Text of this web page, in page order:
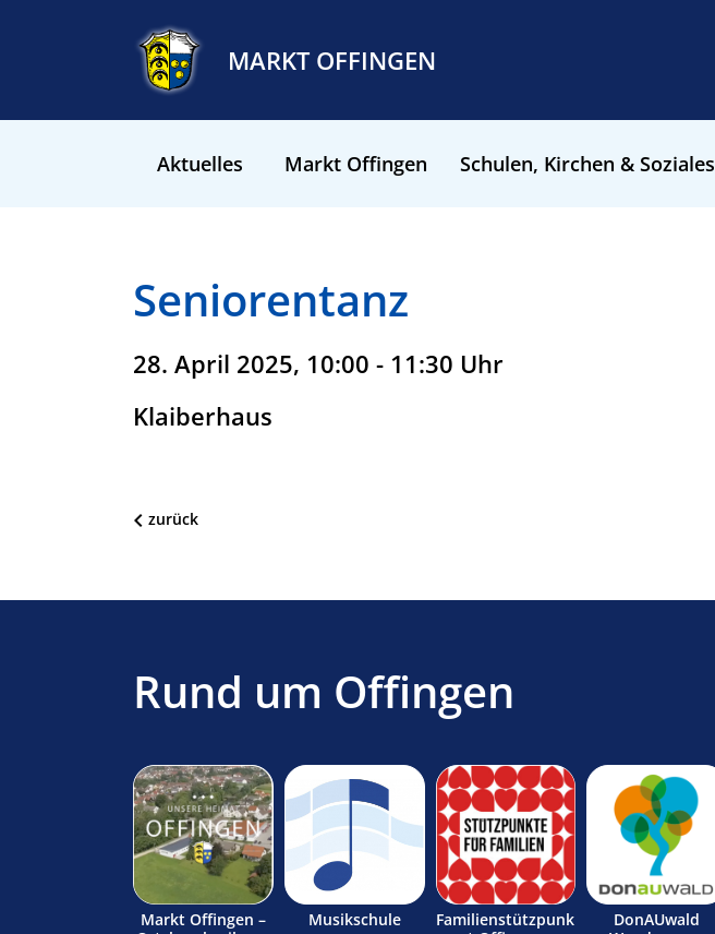
MARKT OFFINGEN
Aktuelles Markt Offingen Schulen, Kirchen & Soziales
Seniorentanz
28. April 2025, 10:00 - 11:30 Uhr
Klaiberhaus
zurück
Rund um Offingen
Markt Offingen –
Musikschule
Familienstützpunk
DonAUwald